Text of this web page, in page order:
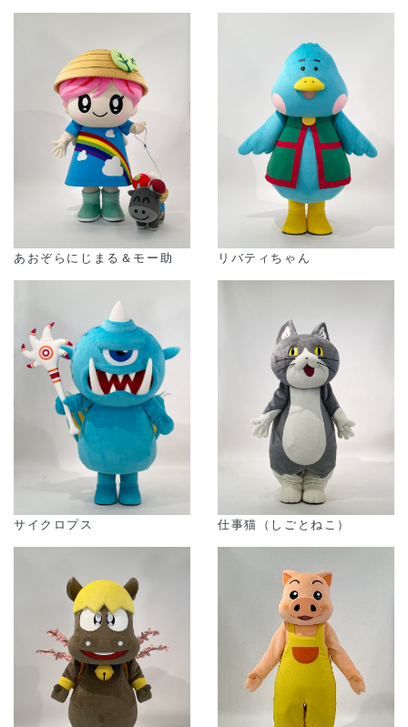
あおぞらにじまる＆モー助 リバティちゃん
サイクロプス 仕事猫（しごとねこ）